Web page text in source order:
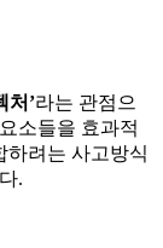
처’라는 관점으
소들을 효과적
하려는 사고방식
.